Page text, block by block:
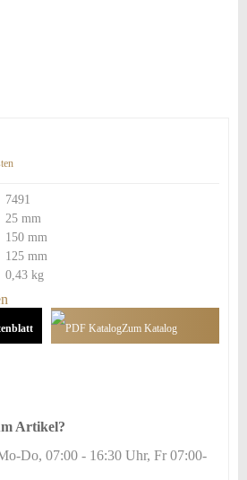
7491
25 mm
150 mm
125 mm
0,43 kg
Zum Katalog
Artikel?
Do, 07:00 - 16:30 Uhr, Fr 07:00-